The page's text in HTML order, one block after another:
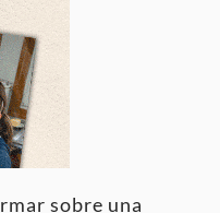
sobre una